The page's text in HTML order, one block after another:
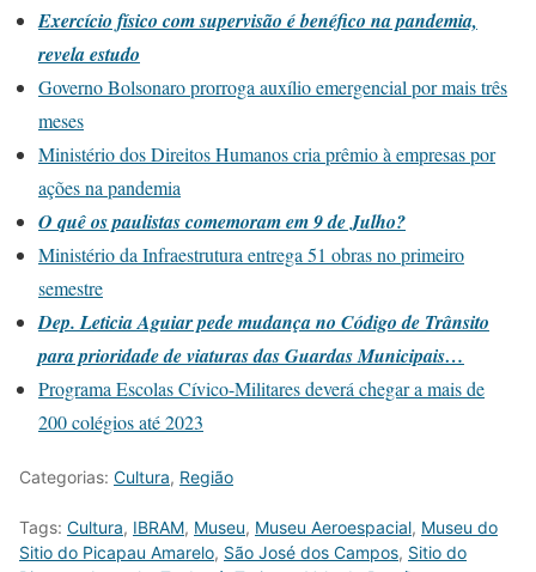
Exercício físico com supervisão é benéfico na pandemia,
revela estudo
Governo Bolsonaro prorroga auxílio emergencial por mais três
meses
Ministério dos Direitos Humanos cria prêmio à empresas por
ações na pandemia
O quê os paulistas comemoram em 9 de Julho?
Ministério da Infraestrutura entrega 51 obras no primeiro
semestre
Dep. Leticia Aguiar pede mudança no Código de Trânsito
para prioridade de viaturas das Guardas Municipais…
Programa Escolas Cívico-Militares deverá chegar a mais de
200 colégios até 2023
Categorias: Cultura, Região
Tags: Cultura, IBRAM, Museu, Museu Aeroespacial, Museu do
Sitio do Picapau Amarelo, São José dos Campos, Sitio do